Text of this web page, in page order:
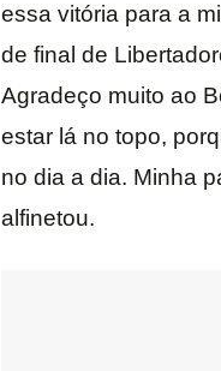
essa vitória para a
de final de
Agradeço muito ao
estar lá no topo,
no dia a dia. Minha
alfinetou.